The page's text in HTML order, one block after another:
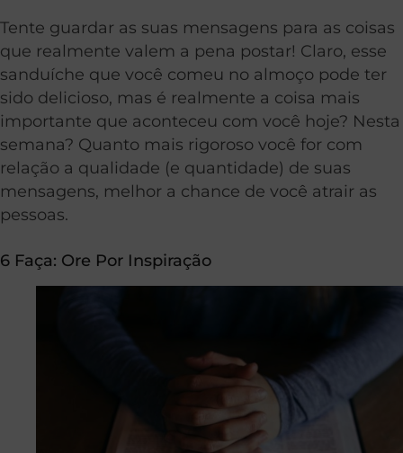
Tente guardar as suas mensagens para as coisas
que realmente valem a pena postar! Claro, esse
sanduíche que você comeu no almoço pode ter
sido delicioso, mas é realmente a coisa mais
importante que aconteceu com você hoje? Nesta
semana? Quanto mais rigoroso você for com
relação a qualidade (e quantidade) de suas
mensagens, melhor a chance de você atrair as
pessoas.
6 Faça: Ore Por Inspiração